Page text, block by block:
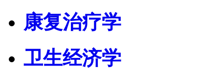
康复治疗学
卫生经济学